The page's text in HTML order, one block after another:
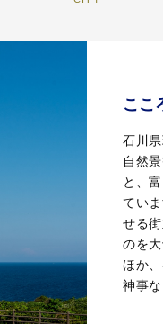
ここ
石川
自然
と、
てい
せる
のを
ほか
神事